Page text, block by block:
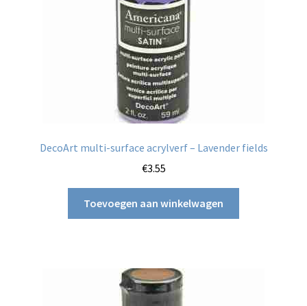
DecoArt multi-surface acrylverf – Lavender fields
€3.55
Toevoegen aan winkelwagen